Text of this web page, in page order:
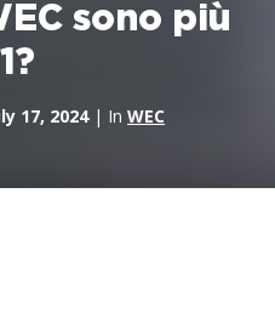
sono più
17, 2024| In WEC